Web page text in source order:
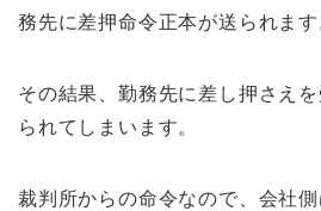
務先に差押命令正本が送られます
その結果、勤務先に差し押さえ
られてしまいます。
裁判所からの命令なので、会社